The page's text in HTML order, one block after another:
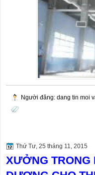
Người đăng: dang tin moi
Thứ Tư, 25 tháng 11, 2015
XƯỞNG TRONG